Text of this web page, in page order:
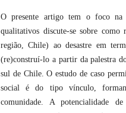
O presente artigo tem o foco na
qualitativos discute-se sobre
região, Chile) ao desastre em
(re)construí-lo a partir da palestra
sul de Chile. O estudo de caso
social é do tipo vínculo,
comunidade. A potencialidade